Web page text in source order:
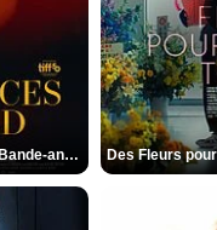
Les Silences de Riyad Bande-annonce VO STFR